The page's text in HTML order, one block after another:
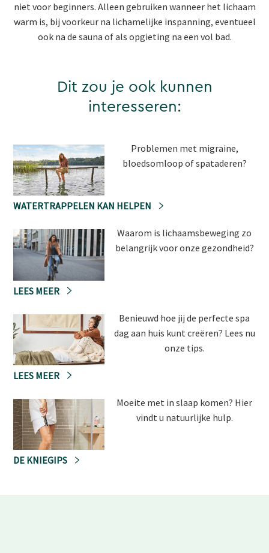
niet voor beginners. Alleen gebruiken wanneer het lichaam
warm is, bij voorkeur na lichamelijke inspanning, eventueel
ook na de sauna of als opgieting na een vol bad.
Dit zou je ook kunnen
interesseren:
Problemen met migraine,
bloedsomloop of spataderen?
WATERTRAPPELEN KAN HELPEN
Waarom is lichaamsbeweging zo
belangrijk voor onze gezondheid?
LEES MEER
Benieuwd hoe jij de perfecte spa
dag aan huis kunt creëren? Lees nu
onze tips.
LEES MEER
Moeite met in slaap komen? Hier
vindt u natuurlijke hulp.
DE KNIEGIPS